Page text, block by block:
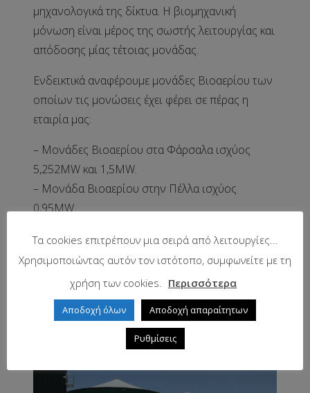
μηχανολογικά της δίκτυα. Η βιομηχανική
μόνωση είναι μέρος της σωστής λειτουργίας και
απόδοσης μίας τέτοιας μονάδας.
Ενδεικτικά αναφέρουμε μονάδες Βιοαερίου των
οποίων τις μονώσεις έχει φέρει σε πέρας η
εταιρία μας:
– Μονάδες Βιοαερίου στα Φάρσαλα ισχύος
5,252MW και 1,5MW.
– Μονάδα Βιοαερίου στην Πέλλα ισχύος
0,95MW
1,00MW
– Μονάδα Βιοαερίου στην Νιγρίτα ισχύος
1,00MW
Τα cookies επιτρέπουν μια σειρά από λειτουργίες...
Χρησιμοποιώντας αυτόν τον ιστότοπο, συμφωνείτε με τη
χρήση των cookies. Περισσότερα
Αποδοχή όλων Αποδοχή απαραίτητων
Ρυθμίσεις